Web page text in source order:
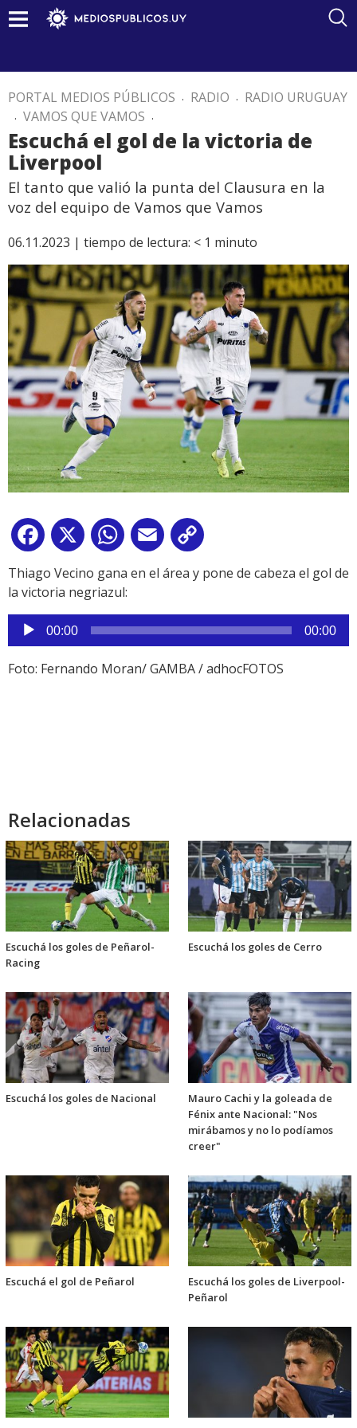
PORTAL MEDIOS PÚBLICOS . RADIO . RADIO URUGUAY
. VAMOS QUE VAMOS .
Escuchá el gol de la victoria de
Liverpool
El tanto que valió la punta del Clausura en la
voz del equipo de Vamos que Vamos
06.11.2023 | tiempo de lectura: < 1 minuto
Facebook
X WhatsApp
Email
Link
Thiago Vecino gana en el área y pone de cabeza el gol de
la victoria negriazul:
Reproductor
de
audio
00:00 00:00
Foto: Fernando Moran/ GAMBA / adhocFOTOS
Relacionadas
Escuchá los goles de Peñarol-
Racing
Escuchá los goles de Cerro
Escuchá los goles de Nacional
Mauro Cachi y la goleada de
Fénix ante Nacional: "Nos
mirábamos y no lo podíamos
creer"
Escuchá el gol de Peñarol
Escuchá los goles de Liverpool-
Peñarol